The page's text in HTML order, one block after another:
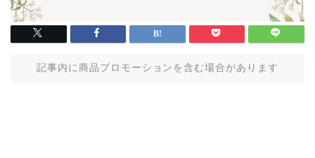
記事内に商品プロモーションを含む場合があります